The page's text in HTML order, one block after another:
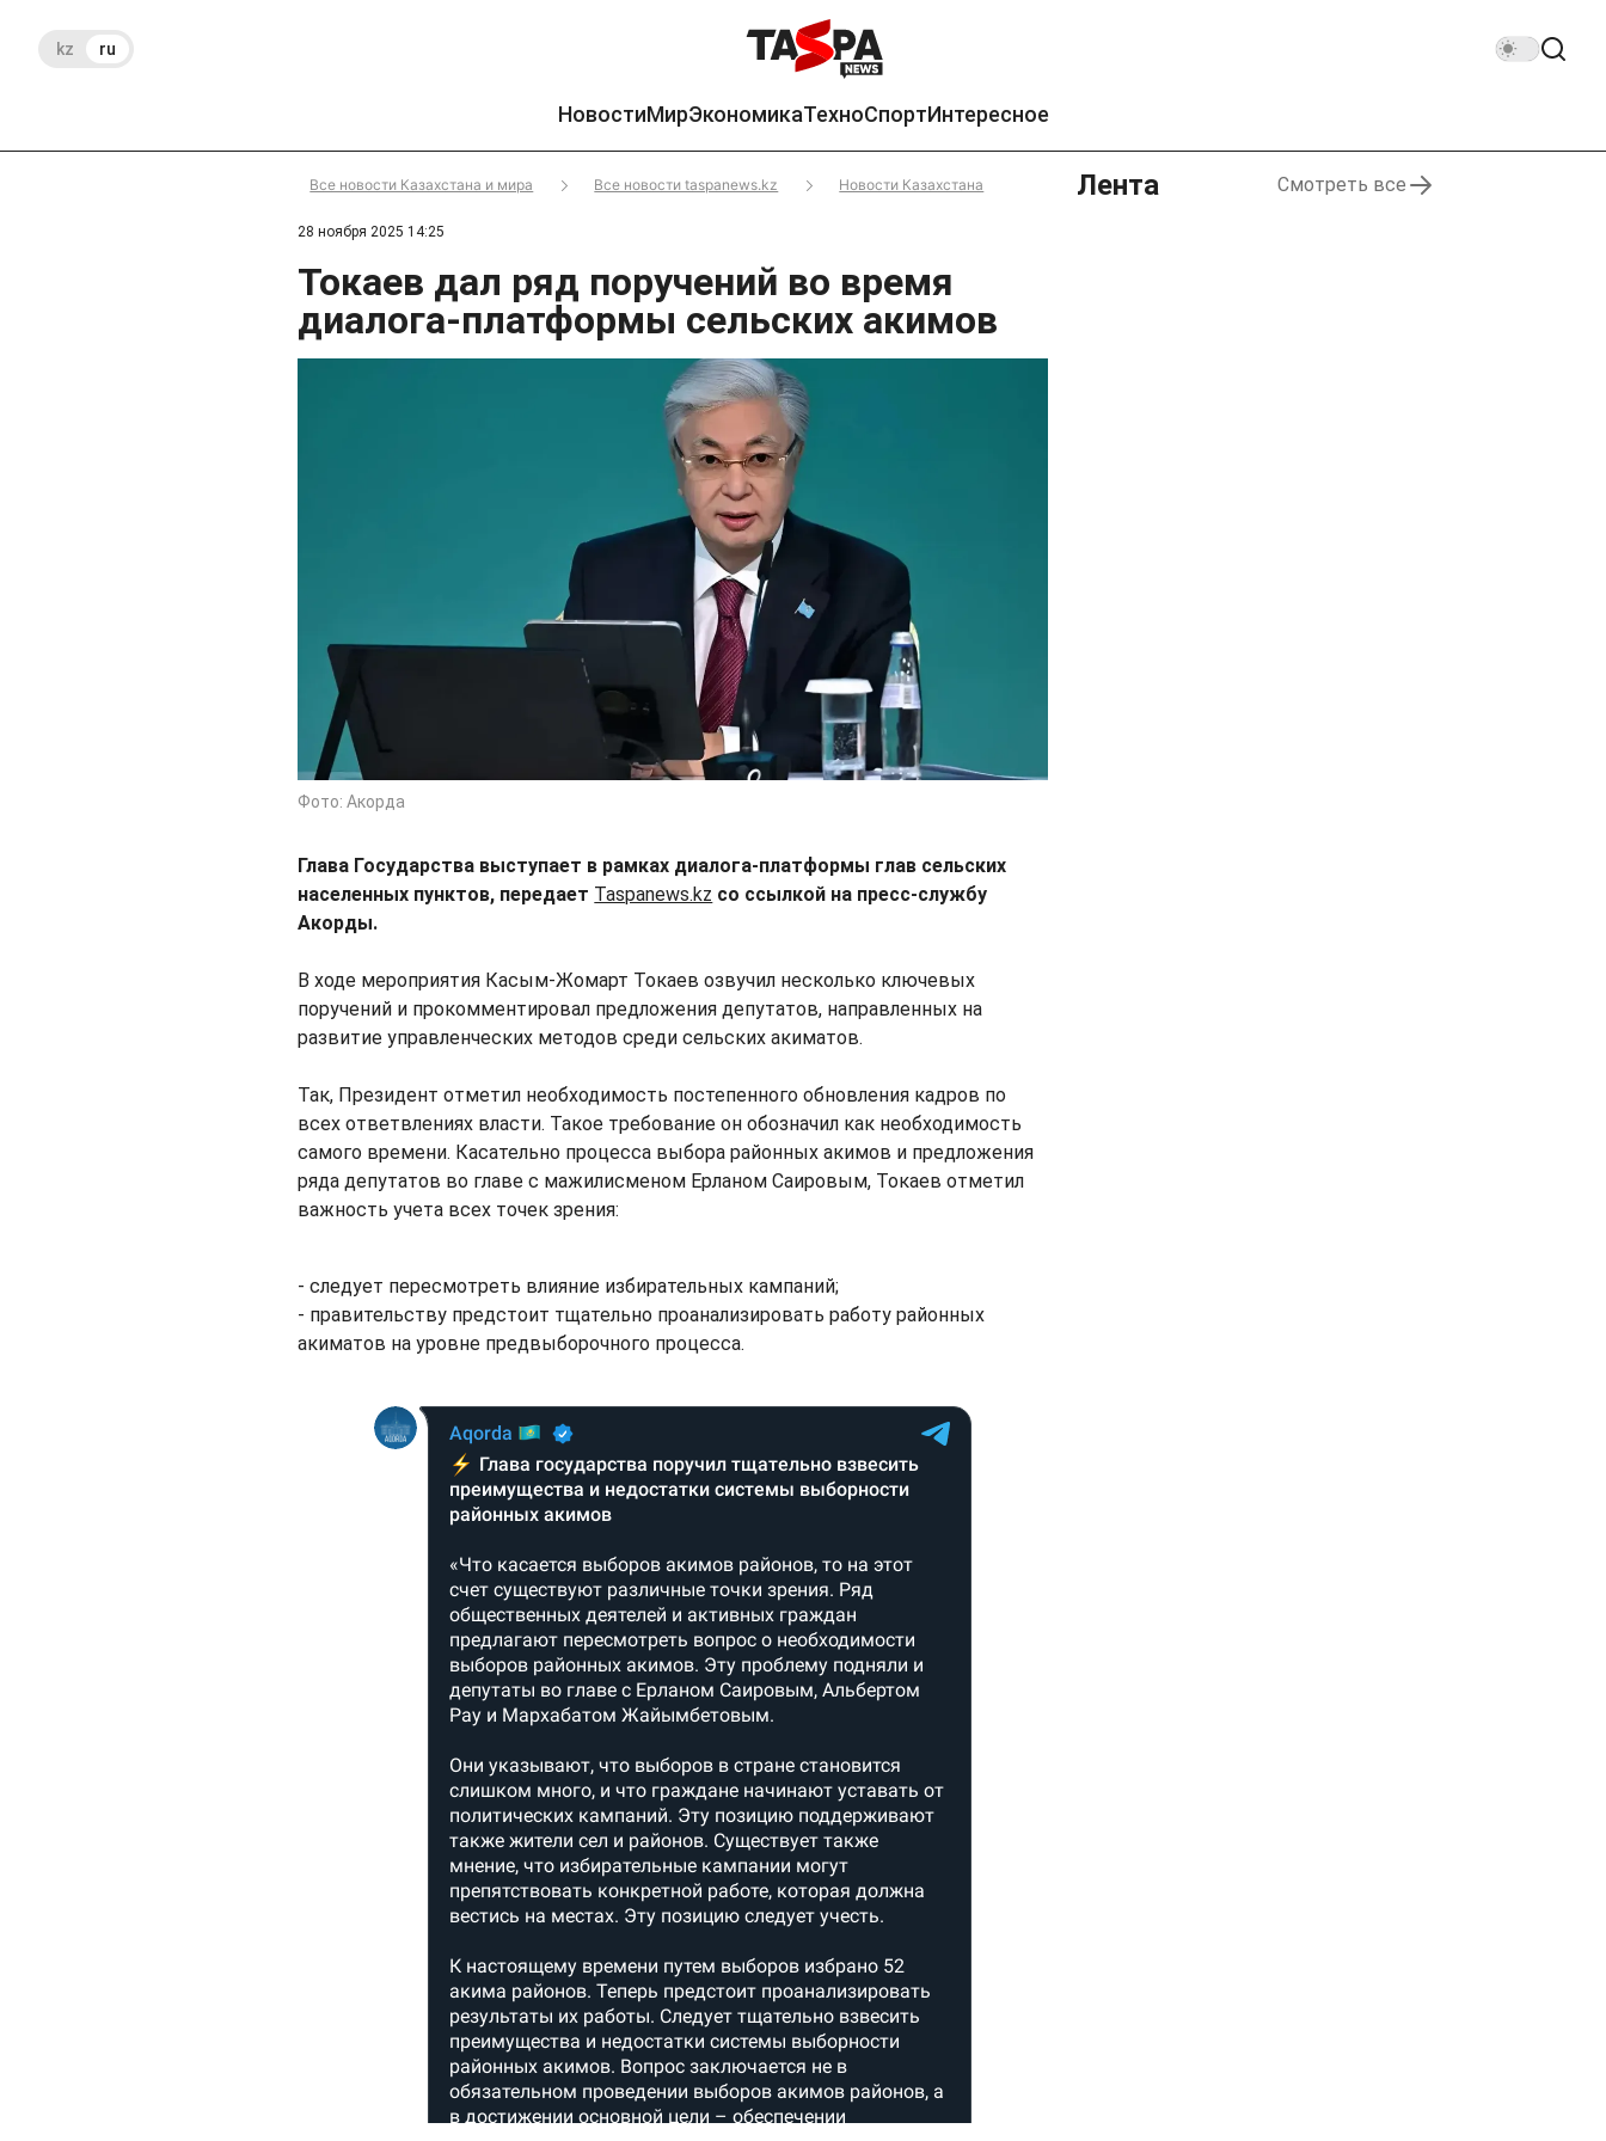
kz ru
НовостиМирЭкономикаТехноСпортИнтересное
Все новости Казахстана и мира Все новости taspanews.kz Новости Казахстана
28 ноября 2025 14:25
Токаев дал ряд поручений во время
диалога-платформы сельских акимов
Фото: Акорда
Глава Государства выступает в рамках диалога-платформы глав сельских
населенных пунктов, передает Taspanews.kz со ссылкой на пресс-службу
Акорды.
В ходе мероприятия Касым-Жомарт Токаев озвучил несколько ключевых
поручений и прокомментировал предложения депутатов, направленных на
развитие управленческих методов среди сельских акиматов.
Так, Президент отметил необходимость постепенного обновления кадров по
всех ответвлениях власти. Такое требование он обозначил как необходимость
самого времени. Касательно процесса выбора районных акимов и предложения
ряда депутатов во главе с мажилисменом Ерланом Саировым, Токаев отметил
важность учета всех точек зрения:
- следует пересмотреть влияние избирательных кампаний;
- правительству предстоит тщательно проанализировать работу районных
акиматов на уровне предвыборочного процесса.
Лента Смотреть все